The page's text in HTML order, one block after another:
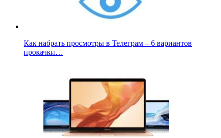
Как набрать просмотры в Телеграм – 6 вариантов
прокачки…